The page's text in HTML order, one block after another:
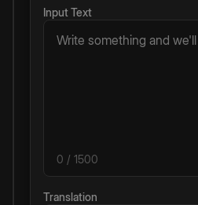
Input Text
0 / 1500
Translation